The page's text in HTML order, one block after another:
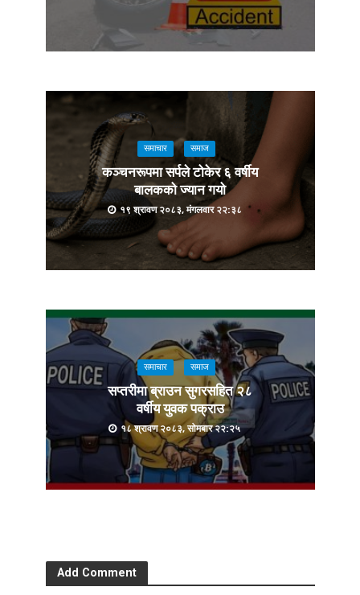
समाचार समाज
कञ्चनरूपमा सर्पले टोकेर ६ वर्षीय
बालकको ज्यान गयो
१९ श्रावण २०८३, मंगलवार २२:३८
समाचार समाज
सप्तरीमा ब्राउन सुगरसहित २८
वर्षीय युवक पक्राउ
१८ श्रावण २०८३, सोमबार २२:२५
Add Comment